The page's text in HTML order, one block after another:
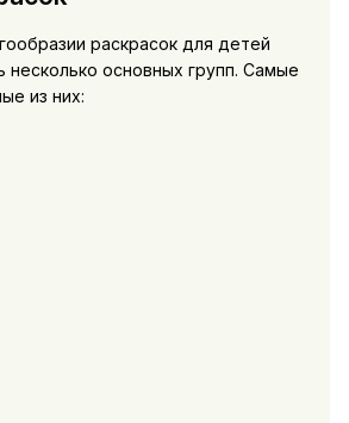
раскрасок для детей
основных групп. Самые
из них: